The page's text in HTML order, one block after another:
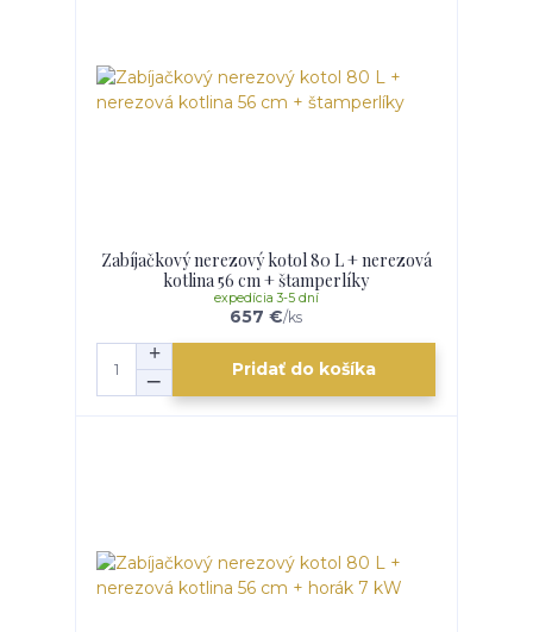
Zabíjačkový nerezový kotol 80 L + nerezová
kotlina 56 cm + štamperlíky
657 €/ks
expedícia 3-5 dní
Pridať do košíka